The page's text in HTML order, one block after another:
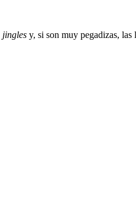
jingles y, si son muy pegadizas, las